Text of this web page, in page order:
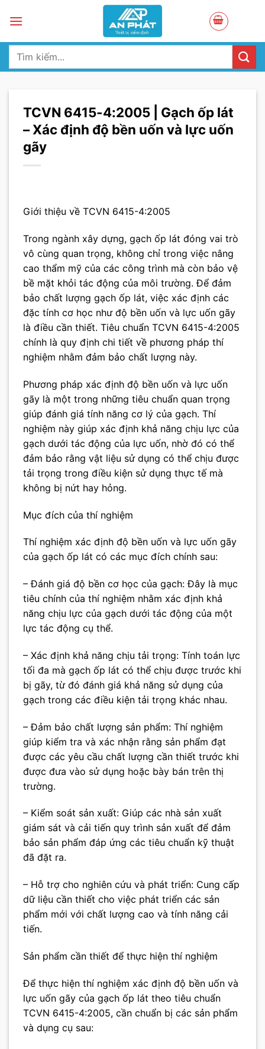
Tìm
TCVN 6415-4:2005 | Gạch ốp lát
– Xác định độ bền uốn và lực uốn
gãy
Giới thiệu về TCVN 6415-4:2005
Trong ngành xây dựng, gạch ốp lát đóng vai trò
vô cùng quan trọng, không chỉ trong việc nâng
cao thẩm mỹ của các công trình mà còn bảo vệ
bề mặt khỏi tác động của môi trường. Để đảm
bảo chất lượng gạch ốp lát, việc xác định các
đặc tính cơ học như độ bền uốn và lực uốn gãy
là điều cần thiết. Tiêu chuẩn TCVN 6415-4:2005
chính là quy định chi tiết về phương pháp thí
nghiệm nhằm đảm bảo chất lượng này.
Phương pháp xác định độ bền uốn và lực uốn
gãy là một trong những tiêu chuẩn quan trọng
giúp đánh giá tính năng cơ lý của gạch. Thí
nghiệm này giúp xác định khả năng chịu lực của
gạch dưới tác động của lực uốn, nhờ đó có thể
đảm bảo rằng vật liệu sử dụng có thể chịu được
tải trọng trong điều kiện sử dụng thực tế mà
không bị nứt hay hỏng.
Mục đích của thí nghiệm
Thí nghiệm xác định độ bền uốn và lực uốn gãy
của gạch ốp lát có các mục đích chính sau:
– Đánh giá độ bền cơ học của gạch: Đây là mục
tiêu chính của thí nghiệm nhằm xác định khả
năng chịu lực của gạch dưới tác động của một
lực tác động cụ thể.
– Xác định khả năng chịu tải trọng: Tính toán lực
tối đa mà gạch ốp lát có thể chịu được trước khi
bị gãy, từ đó đánh giá khả năng sử dụng của
gạch trong các điều kiện tải trọng khác nhau.
– Đảm bảo chất lượng sản phẩm: Thí nghiệm
giúp kiểm tra và xác nhận rằng sản phẩm đạt
được các yêu cầu chất lượng cần thiết trước khi
được đưa vào sử dụng hoặc bày bán trên thị
trường.
– Kiểm soát sản xuất: Giúp các nhà sản xuất
giám sát và cải tiến quy trình sản xuất để đảm
bảo sản phẩm đáp ứng các tiêu chuẩn kỹ thuật
đã đặt ra.
– Hỗ trợ cho nghiên cứu và phát triển: Cung cấp
dữ liệu cần thiết cho việc phát triển các sản
phẩm mới với chất lượng cao và tính năng cải
tiến.
Sản phẩm cần thiết để thực hiện thí nghiệm
Để thực hiện thí nghiệm xác định độ bền uốn và
lực uốn gãy của gạch ốp lát theo tiêu chuẩn
TCVN 6415-4:2005, cần chuẩn bị các sản phẩm
và dụng cụ sau: